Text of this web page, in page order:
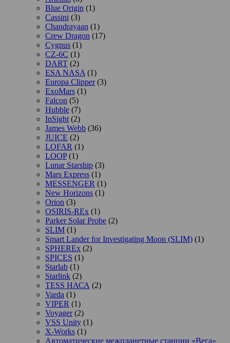
Blue Origin (1)
Cassini (3)
Chandrayaan (1)
Crew Dragon (17)
Cygnus (1)
CZ-6C (1)
DART (2)
ESA NASA (1)
Europa Clipper(3)
ExoMars (1)
Falcon (5)
Hubble (7)
InSight (2)
James Webb (36)
JUICE (2)
LOFAR (1)
LOOP(1)
Lunar Starship (3)
Mars Express (1)
MESSENGER (1)
New Horizons (1)
Orion (3)
OSIRIS-REx (1)
Parker Solar Probe (2)
SLIM (1)
Smart Lander for Investigating Moon (SLIM) (1)
SPHEREx (2)
SPICES (1)
Starlab (1)
Starlink (2)
TESS НАСА (2)
Varda (1)
VIPER (1)
Voyager(2)
VSS Unity (1)
X-Works (1)
Автоматические межпланетные станции «Вега»